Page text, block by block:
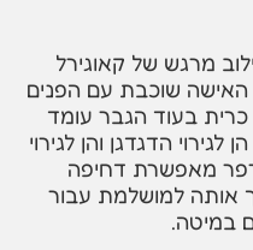
מרגש של קאוגירל
האישה שוכבת עם הפנים
בעוד הגבר עומד
הדגדגן והן לגירוי
מאפשרת דחיפה
אותה למושלמת עבור
במיטה.